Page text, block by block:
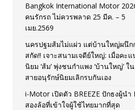
Bangkok International Motor
คนรักรถ ไม่ควรพลาด 25 มีค. – 5
เมย.2569
นครปฐมส้มไม่แผ่ว แต่บ้านใหญ่ผนึก
สกัด!! เจาะสนามเจดีย์ใหญ่: เมื่อคะ
นิยม ‘ส้ม’ พุ่งชนกำแพง ‘บ้านใหญ่’ ใ
สายอนุรักษ์นิยมเลิกรบกันเอง
i-Motor เปิดตัว BREEZE ปักธงผู้นำ
สองล้อที่เข้าใจผู้ใช้ไทยมากที่สุด